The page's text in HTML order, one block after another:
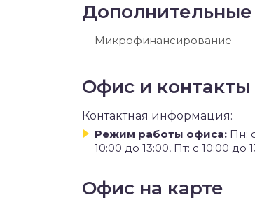
Дополнительные
Микрофинансирование
Офис и контакты
Контактная информация:
Режим работы офиса: Пн:
10:00 до 13:00, Пт: с 10:00
Офис на карте